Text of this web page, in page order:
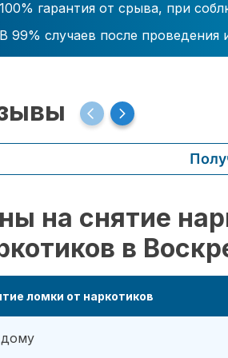
100% гарантия от срыва, при
В 99% случаев после проведения
на снятие
в
ломки от наркотиков